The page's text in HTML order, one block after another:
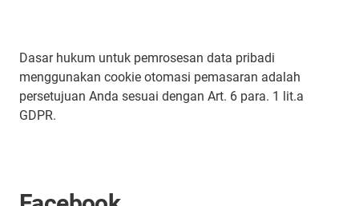
Dasar hukum untuk pemrosesan data pribadi
menggunakan cookie otomasi pemasaran adalah
persetujuan Anda sesuai dengan Art. 6 para. 1 lit.a
GDPR.